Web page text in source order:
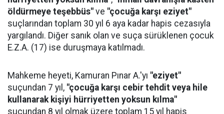
öldürmeye teşebbüs" ve "çocuğa karşı eziyet"
suçlarından toplam 30 yıl 6 aya kadar hapis cezasıyla
yargılandı. Diğer sanık olan ve suça sürüklenen çocuk
E.Z.A. (17) ise duruşmaya katılmadı.
Mahkeme heyeti, Kamuran Pınar A.'yı "eziyet"
suçundan 7 yıl, "çocuğa karşı cebir tehdit veya hile
kullanarak kişiyi hürriyetten yoksun kılma"
suçundan 8 yıl olmak üzere toplam 15 yıl hapis